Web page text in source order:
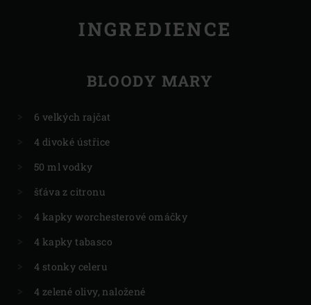
INGREDIENCE
BLOODY MARY
6 velkých rajčat
4 divoké ústřice
50 ml vodky
šťáva z citronu
4 kapky worchesterové omáčky
4 kapky tabasco
4 stonky celeru
4 zelené olivy, naložené